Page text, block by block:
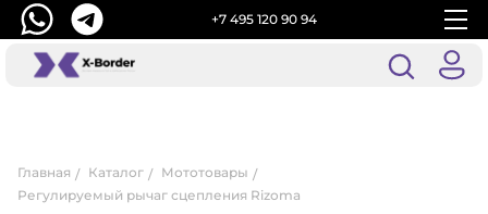
+7 495 120 90 94
Главная Каталог
Мототовары
Регулируемый рычаг сцепления Rizoma